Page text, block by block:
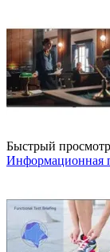
Быстрый просмотр
Информационная